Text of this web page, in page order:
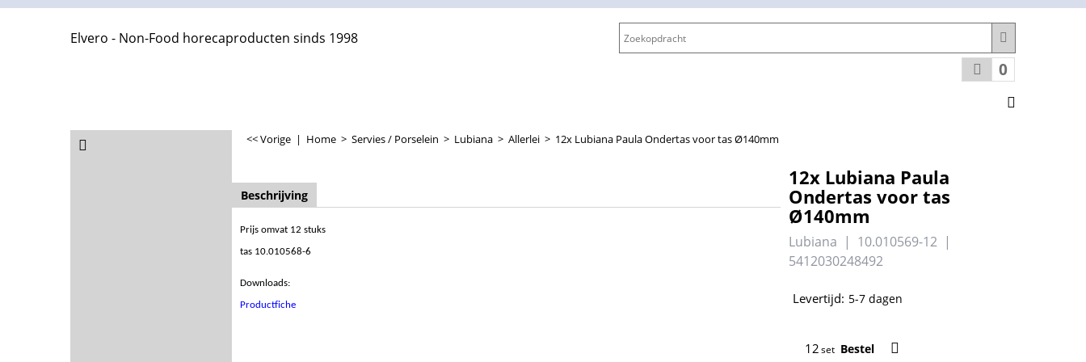
Elvero - Non-Food horecaproducten sinds 1998
0
<< Vorige | Home > Servies / Porselein > Lubiana > Allerlei > 12x Lubiana Paula Ondertas voor tas Ø140mm
12x Lubiana Paula
Ondertas voor tas
Ø140mm
Lubiana
10.010569-12
5412030248492
Levertijd: 5-7 dagen
set Bestel
Beschrijving
Prijs omvat 12 stuks
tas 10.010568-6
Downloads:
Productfiche